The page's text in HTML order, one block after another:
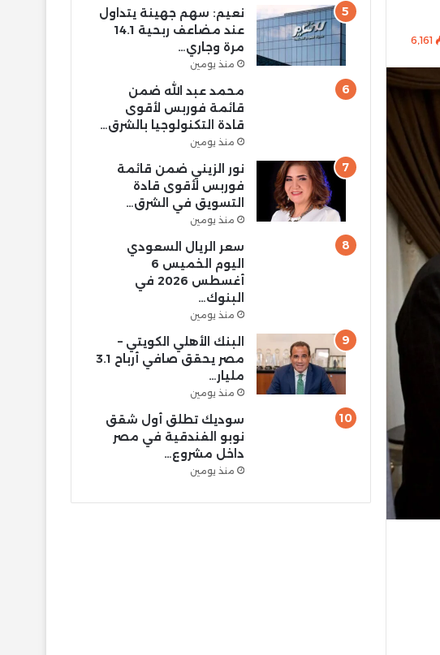
6٬161
نعيم: سهم جهينة يتداول
عند مضاعف ربحية 14.1
مرة وجاري…
منذ يومين
محمد عبد الله ضمن
قائمة فوربس لأقوى
قادة التكنولوجيا بالشرق…
منذ يومين
نور الزيني ضمن قائمة
فوربس لأقوى قادة
التسويق في الشرق…
منذ يومين
سعر الريال السعودي
اليوم الخميس 6
أغسطس 2026 في
البنوك…
منذ يومين
البنك الأهلي الكويتي –
مصر يحقق صافي أرباح 3.1
مليار…
منذ يومين
سوديك تطلق أول شقق
نوبو الفندقية في مصر
داخل مشروع…
منذ يومين